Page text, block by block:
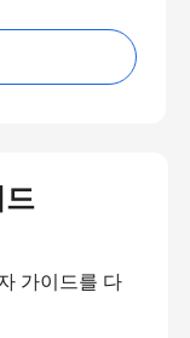
가이드를 다